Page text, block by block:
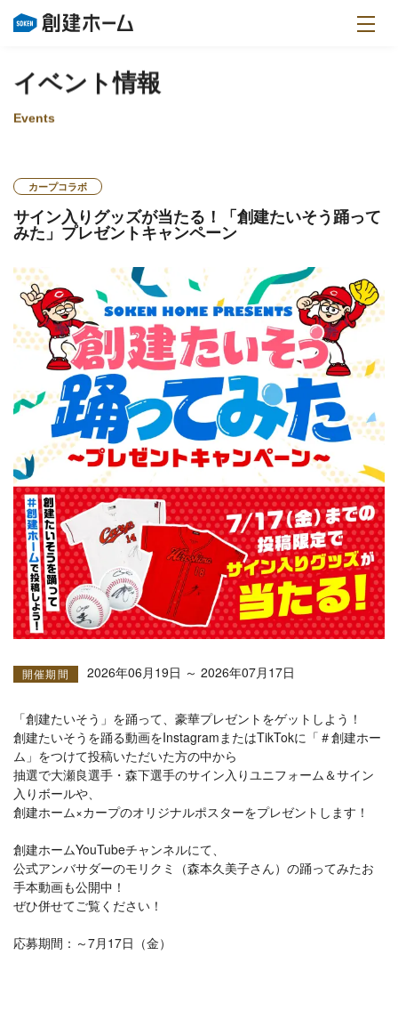
イベント情報
Events
カープコラボ
サイン入りグッズが当たる！「創建たいそう踊って
みた」プレゼントキャンペーン
開催期間 2026年06月19日 ～ 2026年07月17日
「創建たいそう」を踊って、豪華プレゼントをゲットしよう！
創建たいそうを踊る動画をInstagramまたはTikTokに「＃創建ホー
ム」をつけて投稿いただいた方の中から
抽選で大瀬良選手・森下選手のサイン入りユニフォーム＆サイン
入りボールや、
創建ホーム×カープのオリジナルポスターをプレゼントします！
創建ホームYouTubeチャンネルにて、
公式アンバサダーのモリクミ（森本久美子さん）の踊ってみたお
手本動画も公開中！
ぜひ併せてご覧ください！
応募期間：～7月17日（金）